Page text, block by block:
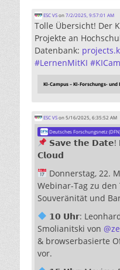
ESC VSon7/2/2025, 9:57:01 AM
Tolle Übersicht! Der
Projekte an
Datenbank:
#LernenMitKI #
KI-Campus – KI-Forschungs-
ESC VSon 5/16/2025, 6:35:52 AM
Deutsches Forschungsnetz (DFN)
𝗦𝗮𝘃𝗲 𝘁𝗵𝗲
𝗖𝗹𝗼𝘂𝗱
Donnerstag, 22.
Webinar-Tag zu
Souveränität und
𝟭𝟬 𝗨𝗵𝗿:
Smolianitski von @
& browserbasierte
vor.